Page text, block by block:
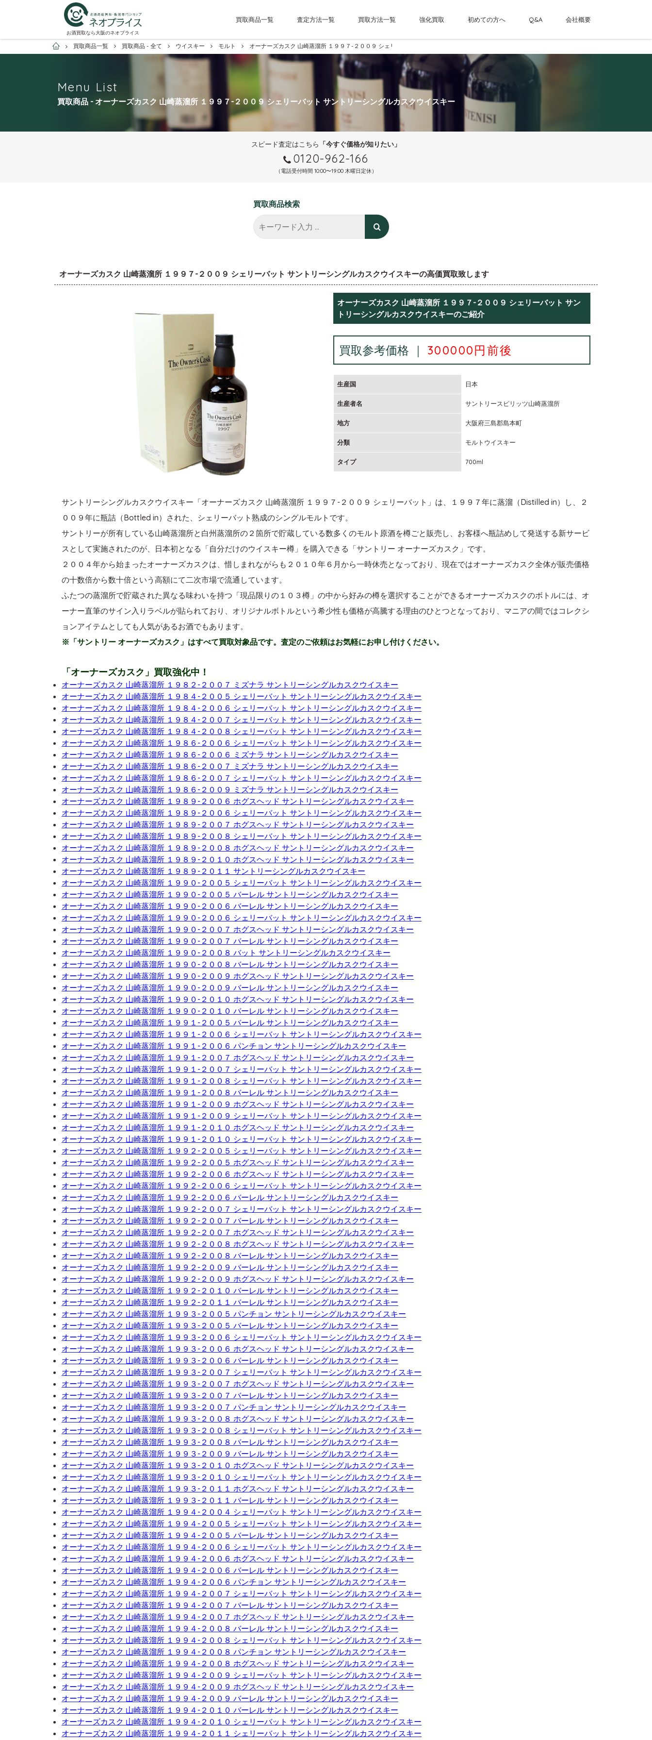
お酒買取なら大阪のネオプライス
買取商品一覧 査定方法一覧 買取方法一覧 強化買取 初めての方へ Q&A 会社概要
お酒買取専門店ネオプライス
買取商品一覧 買取商品 - 全て ウイスキー モルト オーナーズカスク 山崎蒸溜所 １９９７-２００９ シェリーバット サントリーシングルカスクウイスキー
Menu List
買取商品 - オーナーズカスク 山崎蒸溜所 １９９７-２００９ シェリーバット サントリーシングルカスクウイスキー
スピード査定はこちら 「今すぐ価格が知りたい」
0120-962-166
（電話受付時間 10:00〜19:00 木曜日定休）
買取商品検索
オーナーズカスク 山崎蒸溜所 １９９７-２００９ シェリーバット サントリーシングルカスクウイスキーの高価買取致します
オーナーズカスク 山崎蒸溜所 １９９７-２００９ シェリーバット サン
トリーシングルカスクウイスキーのご紹介
買取参考価格 ｜ 300000円前後
生産国 日本
生産者名 サントリースピリッツ山崎蒸溜所
地方 大阪府三島郡島本町
分類 モルトウイスキー
タイプ 700ml
サントリーシングルカスクウイスキー「オーナーズカスク 山崎蒸溜所 １９９７-２００９ シェリーバット」は、１９９７年に蒸溜（Distilled in）し、２
００９年に瓶詰（Bottled in）された、シェリーバット熟成のシングルモルトです。
サントリーが所有している山崎蒸溜所と白州蒸溜所の２箇所で貯蔵している数多くのモルト原酒を樽ごと販売し、お客様へ瓶詰めして発送する新サービ
スとして実施されたのが、日本初となる「自分だけのウイスキー樽」を購入できる「サントリー オーナーズカスク」です。
２００４年から始まったオーナーズカスクは、惜しまれながらも２０１０年６月から一時休売となっており、現在ではオーナーズカスク全体が販売価格
の十数倍から数十倍という高額にて二次市場で流通しています。
ふたつの蒸溜所で貯蔵された異なる味わいを持つ「現品限りの１０３樽」の中から好みの樽を選択することができるオーナーズカスクのボトルには、オ
ーナー直筆のサイン入りラベルが貼られており、オリジナルボトルという希少性も価格が高騰する理由のひとつとなっており、マニアの間ではコレクシ
ョンアイテムとしても人気があるお酒でもあります。
※「サントリー オーナーズカスク」はすべて買取対象品です。査定のご依頼はお気軽にお申し付けください。
「オーナーズカスク」買取強化中！
オーナーズカスク 山崎蒸溜所 １９８２-２００７ ミズナラ サントリーシングルカスクウイスキー
オーナーズカスク 山崎蒸溜所 １９８４-２００５ シェリーバット サントリーシングルカスクウイスキー
オーナーズカスク 山崎蒸溜所 １９８４-２００６ シェリーバット サントリーシングルカスクウイスキー
オーナーズカスク 山崎蒸溜所 １９８４-２００７ シェリーバット サントリーシングルカスクウイスキー
オーナーズカスク 山崎蒸溜所 １９８４-２００８ シェリーバット サントリーシングルカスクウイスキー
オーナーズカスク 山崎蒸溜所 １９８６-２００６ シェリーバット サントリーシングルカスクウイスキー
オーナーズカスク 山崎蒸溜所 １９８６-２００６ ミズナラ サントリーシングルカスクウイスキー
オーナーズカスク 山崎蒸溜所 １９８６-２００７ ミズナラ サントリーシングルカスクウイスキー
オーナーズカスク 山崎蒸溜所 １９８６-２００７ シェリーバット サントリーシングルカスクウイスキー
オーナーズカスク 山崎蒸溜所 １９８６-２００９ ミズナラ サントリーシングルカスクウイスキー
オーナーズカスク 山崎蒸溜所 １９８９-２００６ ホグスヘッド サントリーシングルカスクウイスキー
オーナーズカスク 山崎蒸溜所 １９８９-２００６ シェリーバット サントリーシングルカスクウイスキー
オーナーズカスク 山崎蒸溜所 １９８９-２００７ ホグスヘッド サントリーシングルカスクウイスキー
オーナーズカスク 山崎蒸溜所 １９８９-２００８ シェリーバット サントリーシングルカスクウイスキー
オーナーズカスク 山崎蒸溜所 １９８９-２００８ ホグスヘッド サントリーシングルカスクウイスキー
オーナーズカスク 山崎蒸溜所 １９８９-２０１０ ホグスヘッド サントリーシングルカスクウイスキー
オーナーズカスク 山崎蒸溜所 １９８９-２０１１ サントリーシングルカスクウイスキー
オーナーズカスク 山崎蒸溜所 １９９０-２００５ シェリーバット サントリーシングルカスクウイスキー
オーナーズカスク 山崎蒸溜所 １９９０-２００５ バーレル サントリーシングルカスクウイスキー
オーナーズカスク 山崎蒸溜所 １９９０-２００６ バーレル サントリーシングルカスクウイスキー
オーナーズカスク 山崎蒸溜所 １９９０-２００６ シェリーバット サントリーシングルカスクウイスキー
オーナーズカスク 山崎蒸溜所 １９９０-２００７ ホグスヘッド サントリーシングルカスクウイスキー
オーナーズカスク 山崎蒸溜所 １９９０-２００７ バーレル サントリーシングルカスクウイスキー
オーナーズカスク 山崎蒸溜所 １９９０-２００８ バット サントリーシングルカスクウイスキー
オーナーズカスク 山崎蒸溜所 １９９０-２００８ バーレル サントリーシングルカスクウイスキー
オーナーズカスク 山崎蒸溜所 １９９０-２００９ ホグスヘッド サントリーシングルカスクウイスキー
オーナーズカスク 山崎蒸溜所 １９９０-２００９ バーレル サントリーシングルカスクウイスキー
オーナーズカスク 山崎蒸溜所 １９９０-２０１０ ホグスヘッド サントリーシングルカスクウイスキー
オーナーズカスク 山崎蒸溜所 １９９０-２０１０ バーレル サントリーシングルカスクウイスキー
オーナーズカスク 山崎蒸溜所 １９９１-２００５ バーレル サントリーシングルカスクウイスキー
オーナーズカスク 山崎蒸溜所 １９９１-２００６ シェリーバット サントリーシングルカスクウイスキー
オーナーズカスク 山崎蒸溜所 １９９１-２００６ パンチョン サントリーシングルカスクウイスキー
オーナーズカスク 山崎蒸溜所 １９９１-２００７ ホグスヘッド サントリーシングルカスクウイスキー
オーナーズカスク 山崎蒸溜所 １９９１-２００７ シェリーバット サントリーシングルカスクウイスキー
オーナーズカスク 山崎蒸溜所 １９９１-２００８ シェリーバット サントリーシングルカスクウイスキー
オーナーズカスク 山崎蒸溜所 １９９１-２００８ バーレル サントリーシングルカスクウイスキー
オーナーズカスク 山崎蒸溜所 １９９１-２００９ ホグスヘッド サントリーシングルカスクウイスキー
オーナーズカスク 山崎蒸溜所 １９９１-２００９ シェリーバット サントリーシングルカスクウイスキー
オーナーズカスク 山崎蒸溜所 １９９１-２０１０ ホグスヘッド サントリーシングルカスクウイスキー
オーナーズカスク 山崎蒸溜所 １９９１-２０１０ シェリーバット サントリーシングルカスクウイスキー
オーナーズカスク 山崎蒸溜所 １９９２-２００５ シェリーバット サントリーシングルカスクウイスキー
オーナーズカスク 山崎蒸溜所 １９９２-２００５ ホグスヘッド サントリーシングルカスクウイスキー
オーナーズカスク 山崎蒸溜所 １９９２-２００６ ホグスヘッド サントリーシングルカスクウイスキー
オーナーズカスク 山崎蒸溜所 １９９２-２００６ シェリーバット サントリーシングルカスクウイスキー
オーナーズカスク 山崎蒸溜所 １９９２-２００６ バーレル サントリーシングルカスクウイスキー
オーナーズカスク 山崎蒸溜所 １９９２-２００７ シェリーバット サントリーシングルカスクウイスキー
オーナーズカスク 山崎蒸溜所 １９９２-２００７ バーレル サントリーシングルカスクウイスキー
オーナーズカスク 山崎蒸溜所 １９９２-２００７ ホグスヘッド サントリーシングルカスクウイスキー
オーナーズカスク 山崎蒸溜所 １９９２-２００８ ホグスヘッド サントリーシングルカスクウイスキー
オーナーズカスク 山崎蒸溜所 １９９２-２００８ バーレル サントリーシングルカスクウイスキー
オーナーズカスク 山崎蒸溜所 １９９２-２００９ バーレル サントリーシングルカスクウイスキー
オーナーズカスク 山崎蒸溜所 １９９２-２００９ ホグスヘッド サントリーシングルカスクウイスキー
オーナーズカスク 山崎蒸溜所 １９９２-２０１０ バーレル サントリーシングルカスクウイスキー
オーナーズカスク 山崎蒸溜所 １９９２-２０１１ バーレル サントリーシングルカスクウイスキー
オーナーズカスク 山崎蒸溜所 １９９３-２００５ パンチョン サントリーシングルカスクウイスキー
オーナーズカスク 山崎蒸溜所 １９９３-２００５ バーレル サントリーシングルカスクウイスキー
オーナーズカスク 山崎蒸溜所 １９９３-２００６ シェリーバット サントリーシングルカスクウイスキー
オーナーズカスク 山崎蒸溜所 １９９３-２００６ ホグスヘッド サントリーシングルカスクウイスキー
オーナーズカスク 山崎蒸溜所 １９９３-２００６ バーレル サントリーシングルカスクウイスキー
オーナーズカスク 山崎蒸溜所 １９９３-２００７ シェリーバット サントリーシングルカスクウイスキー
オーナーズカスク 山崎蒸溜所 １９９３-２００７ ホグスヘッド サントリーシングルカスクウイスキー
オーナーズカスク 山崎蒸溜所 １９９３-２００７ バーレル サントリーシングルカスクウイスキー
オーナーズカスク 山崎蒸溜所 １９９３-２００７ パンチョン サントリーシングルカスクウイスキー
オーナーズカスク 山崎蒸溜所 １９９３-２００８ ホグスヘッド サントリーシングルカスクウイスキー
オーナーズカスク 山崎蒸溜所 １９９３-２００８ シェリーバット サントリーシングルカスクウイスキー
オーナーズカスク 山崎蒸溜所 １９９３-２００８ バーレル サントリーシングルカスクウイスキー
オーナーズカスク 山崎蒸溜所 １９９３-２００９ バーレル サントリーシングルカスクウイスキー
オーナーズカスク 山崎蒸溜所 １９９３-２０１０ ホグスヘッド サントリーシングルカスクウイスキー
オーナーズカスク 山崎蒸溜所 １９９３-２０１０ シェリーバット サントリーシングルカスクウイスキー
オーナーズカスク 山崎蒸溜所 １９９３-２０１１ ホグスヘッド サントリーシングルカスクウイスキー
オーナーズカスク 山崎蒸溜所 １９９３-２０１１ バーレル サントリーシングルカスクウイスキー
オーナーズカスク 山崎蒸溜所 １９９４-２００４ シェリーバット サントリーシングルカスクウイスキー
オーナーズカスク 山崎蒸溜所 １９９４-２００５ シェリーバット サントリーシングルカスクウイスキー
オーナーズカスク 山崎蒸溜所 １９９４-２００５ バーレル サントリーシングルカスクウイスキー
オーナーズカスク 山崎蒸溜所 １９９４-２００６ シェリーバット サントリーシングルカスクウイスキー
オーナーズカスク 山崎蒸溜所 １９９４-２００６ ホグスヘッド サントリーシングルカスクウイスキー
オーナーズカスク 山崎蒸溜所 １９９４-２００６ バーレル サントリーシングルカスクウイスキー
オーナーズカスク 山崎蒸溜所 １９９４-２００６ パンチョン サントリーシングルカスクウイスキー
オーナーズカスク 山崎蒸溜所 １９９４-２００７ シェリーバット サントリーシングルカスクウイスキー
オーナーズカスク 山崎蒸溜所 １９９４-２００７ バーレル サントリーシングルカスクウイスキー
オーナーズカスク 山崎蒸溜所 １９９４-２００７ ホグスヘッド サントリーシングルカスクウイスキー
オーナーズカスク 山崎蒸溜所 １９９４-２００８ バーレル サントリーシングルカスクウイスキー
オーナーズカスク 山崎蒸溜所 １９９４-２００８ シェリーバット サントリーシングルカスクウイスキー
オーナーズカスク 山崎蒸溜所 １９９４-２００８ パンチョン サントリーシングルカスクウイスキー
オーナーズカスク 山崎蒸溜所 １９９４-２００８ ホグスヘッド サントリーシングルカスクウイスキー
オーナーズカスク 山崎蒸溜所 １９９４-２００９ シェリーバット サントリーシングルカスクウイスキー
オーナーズカスク 山崎蒸溜所 １９９４-２００９ ホグスヘッド サントリーシングルカスクウイスキー
オーナーズカスク 山崎蒸溜所 １９９４-２００９ バーレル サントリーシングルカスクウイスキー
オーナーズカスク 山崎蒸溜所 １９９４-２０１０ バーレル サントリーシングルカスクウイスキー
オーナーズカスク 山崎蒸溜所 １９９４-２０１０ シェリーバット サントリーシングルカスクウイスキー
オーナーズカスク 山崎蒸溜所 １９９４-２０１１ シェリーバット サントリーシングルカスクウイスキー